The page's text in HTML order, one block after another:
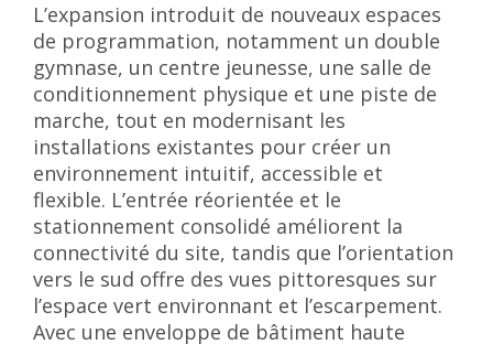
L’expansion introduit de nouveaux espaces
de programmation, notamment un double
gymnase, un centre jeunesse, une salle de
conditionnement physique et une piste de
marche, tout en modernisant les
installations existantes pour créer un
environnement intuitif, accessible et
flexible. L’entrée réorientée et le
stationnement consolidé améliorent la
connectivité du site, tandis que l’orientation
vers le sud offre des vues pittoresques sur
l’espace vert environnant et l’escarpement.
Avec une enveloppe de bâtiment haute